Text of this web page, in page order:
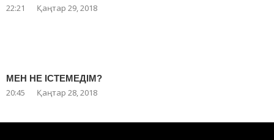
22:21 Қаңтар 29, 2018
МЕН НЕ ІСТЕМЕДІМ?
20:45 Қаңтар 28, 2018